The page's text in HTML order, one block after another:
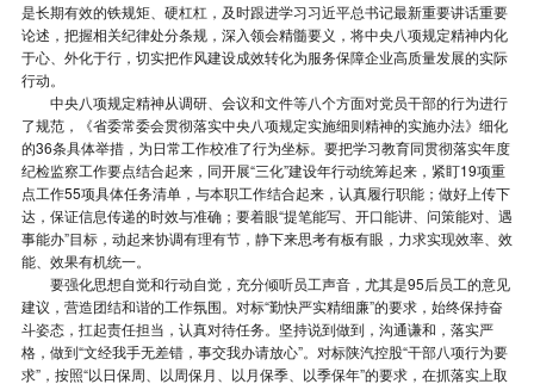
是长期有效的铁规矩、硬杠杠，及时跟进学习习近平总书记最新重要讲话重要
论述，把握相关纪律处分条规，深入领会精髓要义，将中央八项规定精神内化
于心、外化于行，切实把作风建设成效转化为服务保障企业高质量发展的实际
行动。
中央八项规定精神从调研、会议和文件等八个方面对党员干部的行为进行
了规范，《省委常委会贯彻落实中央八项规定实施细则精神的实施办法》细化
的36条具体举措，为日常工作校准了行为坐标。要把学习教育同贯彻落实年度
纪检监察工作要点结合起来，同开展“三化”建设年行动统筹起来，紧盯19项重
点工作55项具体任务清单，与本职工作结合起来，认真履行职能；做好上传下
达，保证信息传递的时效与准确；要着眼“提笔能写、开口能讲、问策能对、遇
事能办”目标，动起来协调有理有节，静下来思考有板有眼，力求实现效率、效
能、效果有机统一。
要强化思想自觉和行动自觉，充分倾听员工声音，尤其是95后员工的意见
建议，营造团结和谐的工作氛围。对标“勤快严实精细廉”的要求，始终保持奋
斗姿态，扛起责任担当，认真对待任务。坚持说到做到，沟通谦和，落实严
格，做到“文经我手无差错，事交我办请放心”。对标陕汽控股“干部八项行为要
求”，按照“以日保周、以周保月、以月保季、以季保年”的要求，在抓落实上取